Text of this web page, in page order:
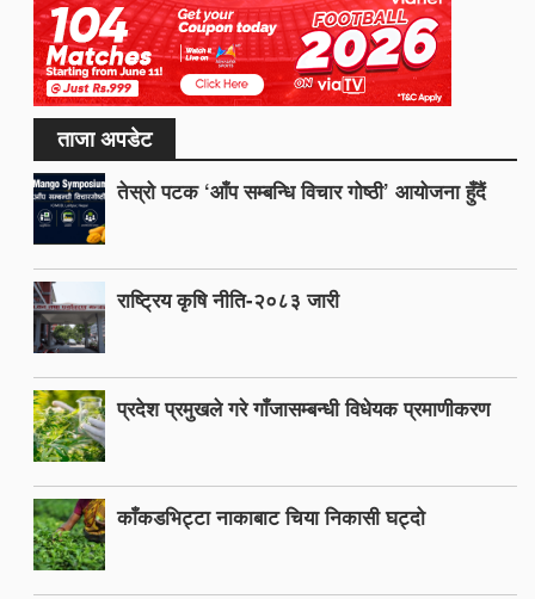
ताजा अपडेट
तेस्रो पटक ‘आँप सम्बन्धि विचार गोष्ठी’ आयोजना हुँदैं
राष्ट्रिय कृषि नीति-२०८३ जारी
प्रदेश प्रमुखले गरे गाँजासम्बन्धी विधेयक प्रमाणीकरण
काँकडभिट्टा नाकाबाट चिया निकासी घट्दो